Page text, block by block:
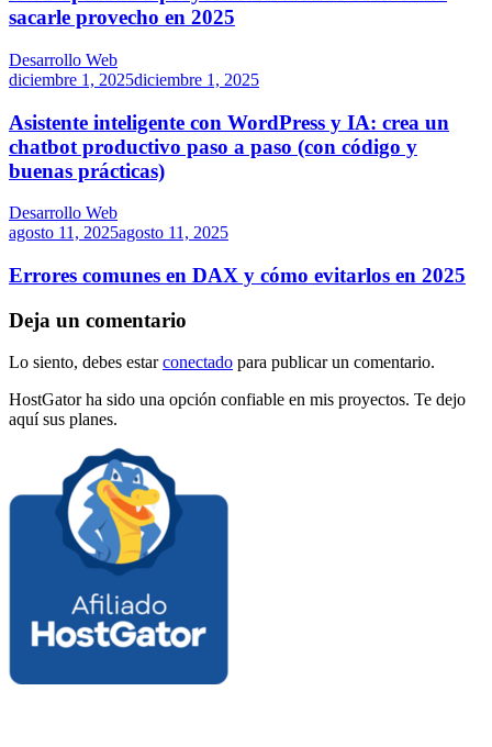
sacarle provecho en 2025
Desarrollo Web
diciembre 1, 2025diciembre 1, 2025
Asistente inteligente con WordPress y IA: crea un
chatbot productivo paso a paso (con código y
buenas prácticas)
Desarrollo Web
agosto 11, 2025agosto 11, 2025
Errores comunes en DAX y cómo evitarlos en 2025
Deja un comentario
Lo siento, debes estarconectado para publicar un comentario.
HostGator ha sido una opción confiable en mis proyectos. Te dejo
aquí sus planes.